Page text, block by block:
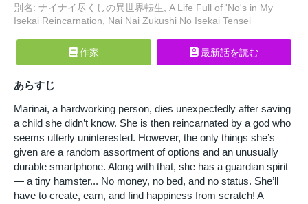
別名: ナイナイ尽くしの異世界転生, A Life Full of 'No's in My
Isekai Reincarnation, Nai Nai Zukushi No Isekai Tensei
作家 最新話を読む
あらすじ
Marinai, a hardworking person, dies unexpectedly after saving
a child she didn’t know. She is then reincarnated by a god who
seems utterly uninterested. However, the only things she’s
given are a random assortment of options and an unusually
durable smartphone. Along with that, she has a guardian spirit
— a tiny hamster... No money, no bed, and no status. She’ll
have to create, earn, and find happiness from scratch! A